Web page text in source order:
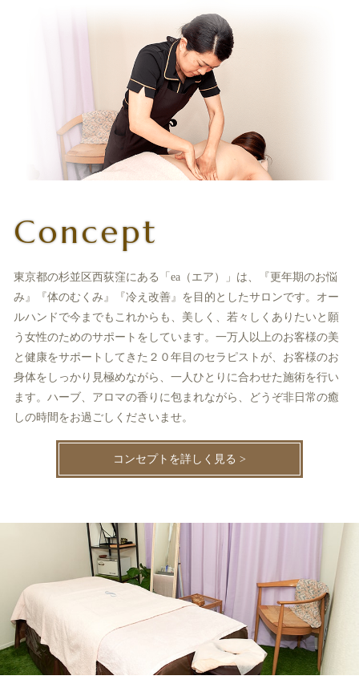
Concept
東京都の杉並区西荻窪にある「ea（エア）」は、『更年期のお悩
み』『体のむくみ』『冷え改善』を目的としたサロンです。オー
ルハンドで今までもこれからも、美しく、若々しくありたいと願
う女性のためのサポートをしています。一万人以上のお客様の美
と健康をサポートしてきた２０年目のセラピストが、お客様のお
身体をしっかり見極めながら、一人ひとりに合わせた施術を行い
ます。ハーブ、アロマの香りに包まれながら、どうぞ非日常の癒
しの時間をお過ごしくださいませ。
コンセプトを詳しく見る >